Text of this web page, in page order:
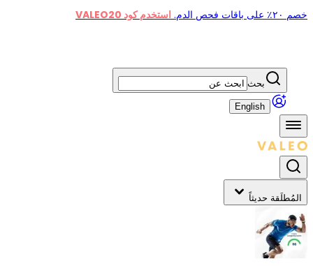
خصم ٢٠٪ على باقات فحص الدم. استخدم كود VALEO20
بحث
English
المُطلَقة حديثاً